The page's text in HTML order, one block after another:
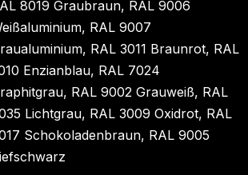
8019 Graubraun, RAL 9006
RAL 9007
RAL 3011 Braunrot, RAL
Enzianblau, RAL 7024
RAL 9002 Grauweiß, RAL
Lichtgrau, RAL 3009 Oxidrot, RAL
Schokoladenbraun, RAL 9005